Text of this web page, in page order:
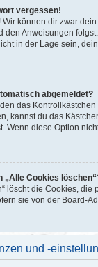
vergessen!
Wir können dir zwar
den Anweisungen
in der Lage sein,
abgemeldet?
das
kannst du das
Wenn diese Option
„Alle Cookies
löscht die Cookies,
sie von der Board-
und -